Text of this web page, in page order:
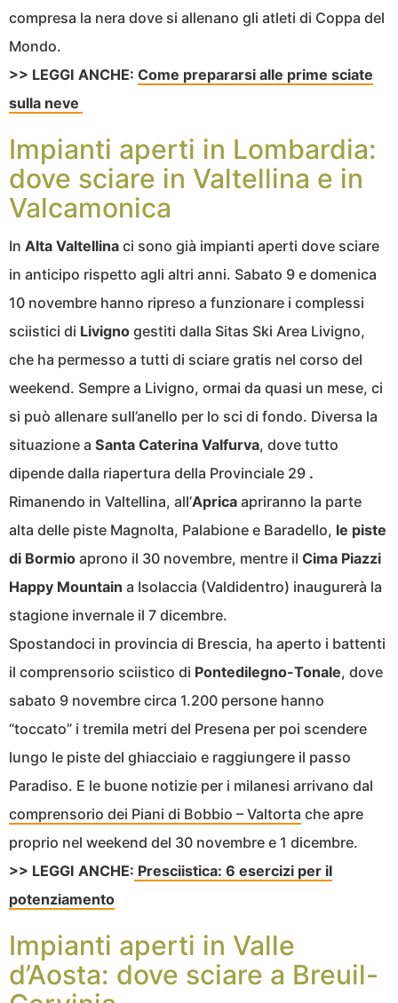
compresa la nera dove si allenano gli atleti di Coppa del
Mondo.
>> LEGGI ANCHE: Come prepararsi alle prime sciate
sulla neve
Impianti aperti in Lombardia:
dove sciare in Valtellina e in
Valcamonica
In Alta Valtellina ci sono già impianti aperti dove sciare
in anticipo rispetto agli altri anni. Sabato 9 e domenica
10 novembre hanno ripreso a funzionare i complessi
sciistici di Livigno gestiti dalla Sitas Ski Area Livigno,
che ha permesso a tutti di sciare gratis nel corso del
weekend. Sempre a Livigno, ormai da quasi un mese, ci
si può allenare sull’anello per lo sci di fondo. Diversa la
situazione a Santa Caterina Valfurva, dove tutto
dipende dalla riapertura della Provinciale 29 .
Rimanendo in Valtellina, all’Aprica apriranno la parte
alta delle piste Magnolta, Palabione e Baradello, le piste
di Bormio aprono il 30 novembre, mentre il Cima Piazzi
Happy Mountain a Isolaccia (Valdidentro) inaugurerà la
stagione invernale il 7 dicembre.
Spostandoci in provincia di Brescia, ha aperto i battenti
il comprensorio sciistico di Pontedilegno-Tonale, dove
sabato 9 novembre circa 1.200 persone hanno
“toccato” i tremila metri del Presena per poi scendere
lungo le piste del ghiacciaio e raggiungere il passo
Paradiso. E le buone notizie per i milanesi arrivano dal
comprensorio dei Piani di Bobbio – Valtorta che apre
proprio nel weekend del 30 novembre e 1 dicembre.
>> LEGGI ANCHE: Presciistica: 6 esercizi per il
potenziamento
Impianti aperti in Valle
d’Aosta: dove sciare a Breuil-